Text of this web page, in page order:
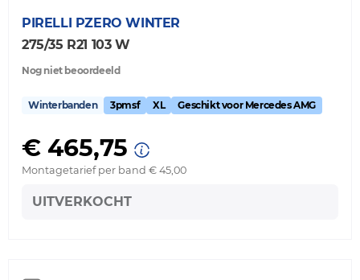
PIRELLI PZERO WINTER
275/35 R21 103 W
Nog niet beoordeeld
Winterbanden 3pmsf XL Geschikt voor Mercedes AMG
€ 465,75
Montagetarief per band € 45,00
UITVERKOCHT